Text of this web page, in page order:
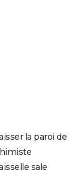
la paroi de
sale